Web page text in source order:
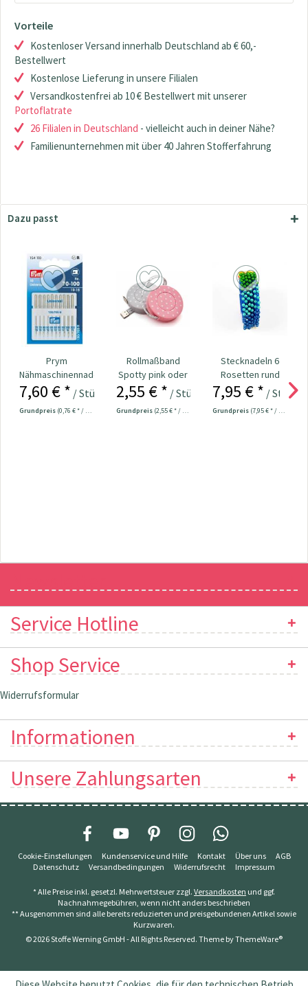
Vorteile
Kostenloser Versand innerhalb Deutschland ab € 60,-
Bestellwert
Kostenlose Lieferung in unsere Filialen
Versandkostenfrei ab 10 € Bestellwert mit unserer
Portoflatrate
26 Filialen in Deutschland - vielleicht auch in deiner Nähe?
Familienunternehmen mit über 40 Jahren Stofferfahrung
Dazu passt
Prym
Nähmaschinennadeln
130/705
Universal...
7,60 € * / Stück
Grundpreis (0,76 € * / 1 Stück)
Rollmaßband
Spotty pink oder
grau Nr. 109708
2,55 € * / Stück
Grundpreis (2,55 € * / 1 Stück)
Stecknadeln 6
Rosetten rund
Kopf bunt
Nr.109534
7,95 € * / Stück
Grundpreis (7,95 € * / 1 Stück)
Service Hotline
Shop Service
Widerrufsformular
Informationen
Unsere Zahlungsarten
Cookie-Einstellungen Kundenservice und Hilfe Kontakt Über uns
AGB
Datenschutz
Versandbedingungen Widerrufsrecht Impressum
* Alle Preise inkl. gesetzl. Mehrwertsteuer zzgl. Versandkosten und ggf.
Nachnahmegebühren, wenn nicht anders beschrieben
** Ausgenommen sind alle bereits reduzierten und preisgebundenen Artikel sowie
Kurzwaren.
© 2026 Stoffe Werning GmbH - All Rights Reserved. Theme byThemeWare®